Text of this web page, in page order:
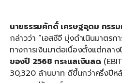
นายธรรมศักดิ์ เศรษฐอุดม กรร
กล่าวว่า “เอสซีจี มุ่งดำเนินมาตรก
ทางการเงินมาต่อเนื่องตั้งแต่กลา
ของปี 2568 กระแสเงินสด
30,320 ล้านบาท ดีขึ้นกว่าครึ่งปีห